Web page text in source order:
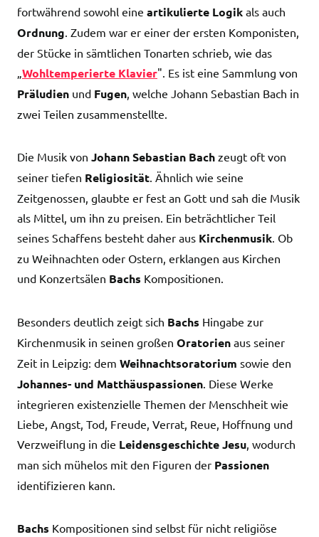
fortwährend sowohl eine artikulierte Logik als auch
Ordnung. Zudem war er einer der ersten Komponisten,
der Stücke in sämtlichen Tonarten schrieb, wie das
„Wohltemperierte Klavier". Es ist eine Sammlung von
Präludien und Fugen, welche Johann Sebastian Bach in
zwei Teilen zusammenstellte.
Die Musik von Johann Sebastian Bach zeugt oft von
seiner tiefen Religiosität. Ähnlich wie seine
Zeitgenossen, glaubte er fest an Gott und sah die Musik
als Mittel, um ihn zu preisen. Ein beträchtlicher Teil
seines Schaffens besteht daher aus Kirchenmusik. Ob
zu Weihnachten oder Ostern, erklangen aus Kirchen
und Konzertsälen Bachs Kompositionen.
Besonders deutlich zeigt sich Bachs Hingabe zur
Kirchenmusik in seinen großen Oratorien aus seiner
Zeit in Leipzig: dem Weihnachtsoratorium sowie den
Johannes- und Matthäuspassionen. Diese Werke
integrieren existenzielle Themen der Menschheit wie
Liebe, Angst, Tod, Freude, Verrat, Reue, Hoffnung und
Verzweiflung in die Leidensgeschichte Jesu, wodurch
man sich mühelos mit den Figuren der Passionen
identifizieren kann.
Bachs Kompositionen sind selbst für nicht religiöse